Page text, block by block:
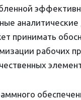
аналитические
принимать
рабочих